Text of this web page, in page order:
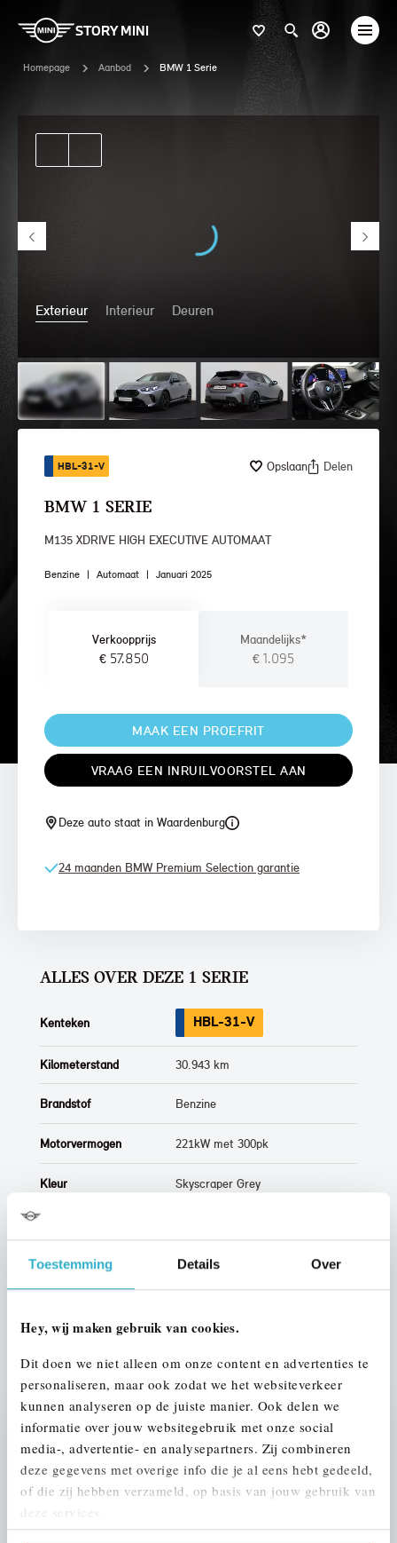
Toestemming Details Over
Hey, wij maken gebruik van cookies.
Dit doen we niet alleen om onze content en advertenties te
personaliseren, maar ook zodat we het websiteverkeer
kunnen analyseren op de juiste manier. Ook delen we
informatie over jouw websitegebruik met onze social
media-, advertentie- en analysepartners. Zij combineren
deze gegevens met overige info die je al eens hebt gedeeld,
of die zij hebben verzameld, op basis van jouw gebruik van
deze services.
STORY MINI
Homepage Aanbod BMW 1 Serie
Exterieur Interieur Deuren
HBL-31-V Opslaan Delen
BMW 1 SERIE
M135 XDRIVE HIGH EXECUTIVE AUTOMAAT
Benzine | Automaat | Januari 2025
Verkoopprijs
€ 57.850
Maandelijks*
€ 1.095
MAAK EEN PROEFRIT
VRAAG EEN INRUILVOORSTEL AAN
Deze auto staat in Waardenburg
24 maanden BMW Premium Selection garantie
Stap 1 van 3
UW AUTO INRUILEN?
ALLES OVER DEZE 1 SERIE
Kenteken HBL-31-V
Kilometerstand 30.943 km
Brandstof Benzine
Motorvermogen 221kW met 300pk
Kleur Skyscraper Grey
Btw/Marge BTW
ALLE OPTIES EN SPECIFICATIES